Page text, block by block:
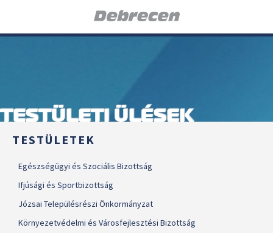
TESTÜLETI ÜLÉSEK
TESTÜLETEK
Egészségügyi és Szociális Bizottság
Ifjúsági és Sportbizottság
Józsai Településrészi Önkormányzat
Környezetvédelmi és Városfejlesztési Bizottság